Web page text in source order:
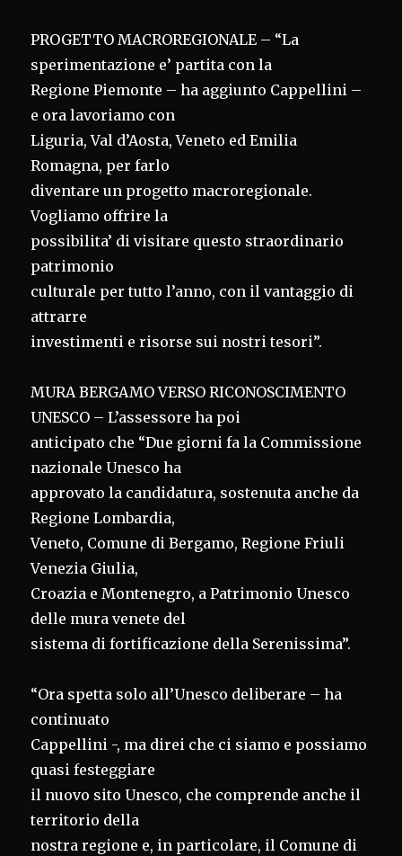
PROGETTO MACROREGIONALE – “La
sperimentazione e’ partita con la
Regione Piemonte – ha aggiunto Cappellini –
e ora lavoriamo con
Liguria, Val d’Aosta, Veneto ed Emilia
Romagna, per farlo
diventare un progetto macroregionale.
Vogliamo offrire la
possibilita’ di visitare questo straordinario
patrimonio
culturale per tutto l’anno, con il vantaggio di
attrarre
investimenti e risorse sui nostri tesori”.
MURA BERGAMO VERSO RICONOSCIMENTO
UNESCO – L’assessore ha poi
anticipato che “Due giorni fa la Commissione
nazionale Unesco ha
approvato la candidatura, sostenuta anche da
Regione Lombardia,
Veneto, Comune di Bergamo, Regione Friuli
Venezia Giulia,
Croazia e Montenegro, a Patrimonio Unesco
delle mura venete del
sistema di fortificazione della Serenissima”.
“Ora spetta solo all’Unesco deliberare – ha
continuato
Cappellini -, ma direi che ci siamo e possiamo
quasi festeggiare
il nuovo sito Unesco, che comprende anche il
territorio della
nostra regione e, in particolare, il Comune di